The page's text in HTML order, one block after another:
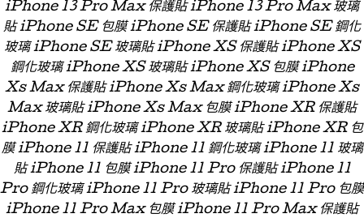
iPhone 13 Pro Max 保護貼 iPhone 13 Pro Max 玻璃
貼 iPhone SE 包膜 iPhone SE 保護貼 iPhone SE 鋼化
玻璃 iPhone SE 玻璃貼 iPhone XS 保護貼 iPhone XS
鋼化玻璃 iPhone XS 玻璃貼 iPhone XS 包膜 iPhone
Xs Max 保護貼 iPhone Xs Max 鋼化玻璃 iPhone Xs
Max 玻璃貼 iPhone Xs Max 包膜 iPhone XR 保護貼
iPhone XR 鋼化玻璃 iPhone XR 玻璃貼 iPhone XR 包
膜 iPhone 11 保護貼 iPhone 11 鋼化玻璃 iPhone 11 玻璃
貼 iPhone 11 包膜 iPhone 11 Pro 保護貼 iPhone 11
Pro 鋼化玻璃 iPhone 11 Pro 玻璃貼 iPhone 11 Pro 包膜
iPhone 11 Pro Max 包膜 iPhone 11 Pro Max 保護貼